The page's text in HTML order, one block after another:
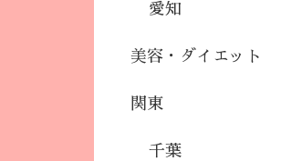
愛知
美容・ダイエット
関東
千葉